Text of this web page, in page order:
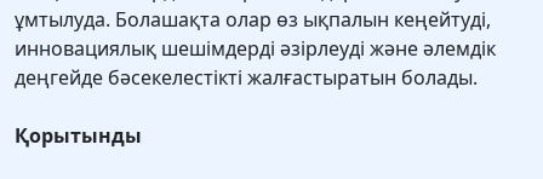
ұмтылуда. Болашақта олар өз ықпалын кеңейтуді,
инновациялық шешімдерді әзірлеуді және әлемдік
деңгейде бәсекелестікті жалғастыратын болады.
Қорытынды